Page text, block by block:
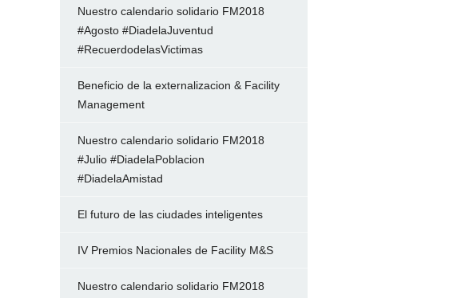
Nuestro calendario solidario FM2018
#Agosto #DiadelaJuventud
#RecuerdodelasVictimas
Beneficio de la externalizacion & Facility
Management
Nuestro calendario solidario FM2018
#Julio #DiadelaPoblacion
#DiadelaAmistad
El futuro de las ciudades inteligentes
IV Premios Nacionales de Facility M&S
Nuestro calendario solidario FM2018